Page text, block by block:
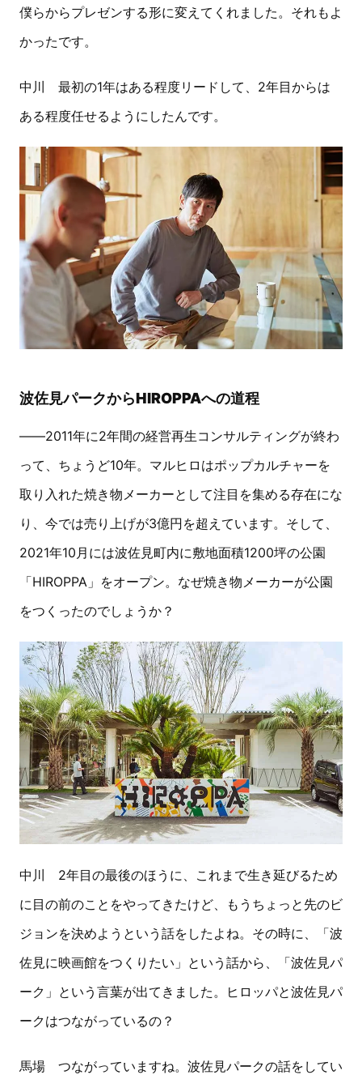
僕らからプレゼンする形に変えてくれました。それもよ
かったです。
中川 最初の1年はある程度リードして、2年目からは
ある程度任せるようにしたんです。
波佐見パークからHIROPPAへの道程
――2011年に2年間の経営再生コンサルティングが終わ
って、ちょうど10年。マルヒロはポップカルチャーを
取り入れた焼き物メーカーとして注目を集める存在にな
り、今では売り上げが3億円を超えています。そして、
2021年10月には波佐見町内に敷地面積1200坪の公園
「HIROPPA」をオープン。なぜ焼き物メーカーが公園
をつくったのでしょうか？
中川 2年目の最後のほうに、これまで生き延びるため
に目の前のことをやってきたけど、もうちょっと先のビ
ジョンを決めようという話をしたよね。その時に、「波
佐見に映画館をつくりたい」という話から、「波佐見パ
ーク」という言葉が出てきました。ヒロッパと波佐見パ
ークはつながっているの？
馬場 つながっていますね。波佐見パークの話をしてい